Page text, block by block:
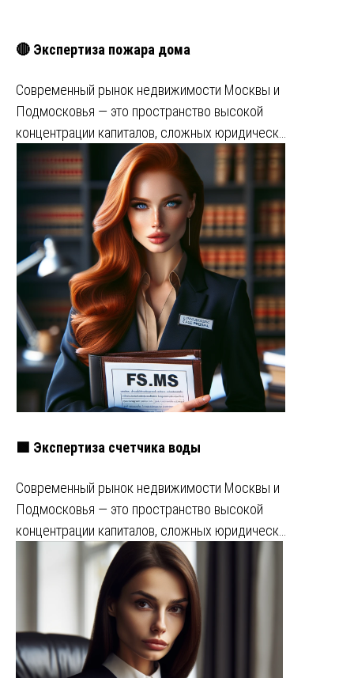
🔴 Экспертиза пожара дома
Современный рынок недвижимости Москвы и
Подмосковья — это пространство высокой
концентрации капиталов, сложных юридическ…
🟩 Экспертиза счетчика воды
Современный рынок недвижимости Москвы и
Подмосковья — это пространство высокой
концентрации капиталов, сложных юридическ…